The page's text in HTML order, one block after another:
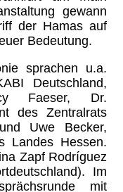
gewann
der Hamas auf
Bedeutung.
sprachen u.a.
Deutschland,
Faeser, Dr.
des Zentralrats
Uwe Becker,
Landes Hessen.
Zapf Rodríguez
Im
mit